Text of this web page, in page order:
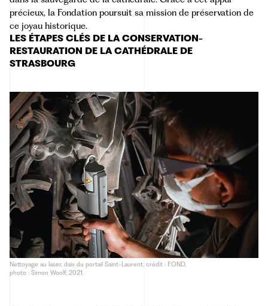
précieux, la Fondation poursuit sa mission de préservation de
ce joyau historique.
LES ÉTAPES CLÉS DE LA CONSERVATION-
RESTAURATION DE LA CATHÉDRALE DE
STRASBOURG
Nettoyage au laser, dais du portail Saint-Laurent, crédit : F.OND,
photo : Simon Woolf, 2021.